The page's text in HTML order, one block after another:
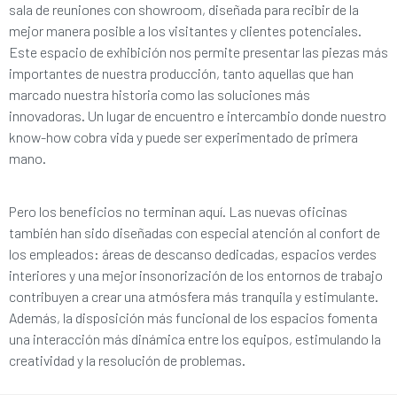
sala de reuniones con showroom, diseñada para recibir de la
mejor manera posible a los visitantes y clientes potenciales.
Este espacio de exhibición nos permite presentar las piezas más
importantes de nuestra producción, tanto aquellas que han
marcado nuestra historia como las soluciones más
innovadoras. Un lugar de encuentro e intercambio donde nuestro
know-how cobra vida y puede ser experimentado de primera
mano.
Pero los beneficios no terminan aquí. Las nuevas oficinas
también han sido diseñadas con especial atención al confort de
los empleados: áreas de descanso dedicadas, espacios verdes
interiores y una mejor insonorización de los entornos de trabajo
contribuyen a crear una atmósfera más tranquila y estimulante.
Además, la disposición más funcional de los espacios fomenta
una interacción más dinámica entre los equipos, estimulando la
creatividad y la resolución de problemas.